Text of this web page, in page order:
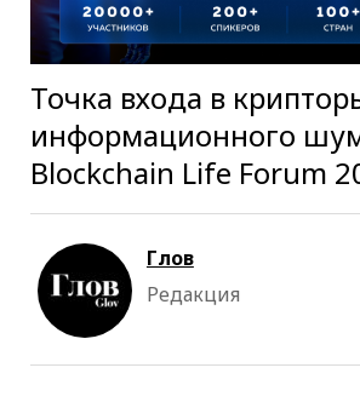
Точка входа в
информационного
Blockchain Life Forum
Глов
Редакция